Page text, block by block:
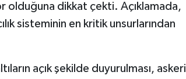
olduğuna dikkat çekti. Açıklamada,
sisteminin en kritik unsurlarından
açık şekilde duyurulması, askeri